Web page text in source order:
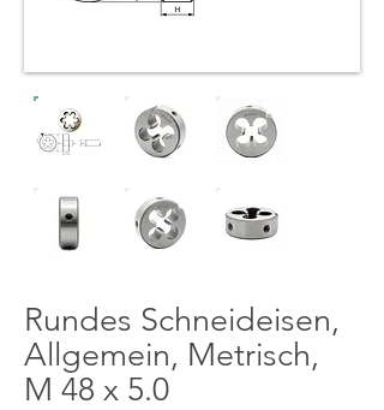
Rundes Schneideisen,
Allgemein, Metrisch,
M 48 x 5.0